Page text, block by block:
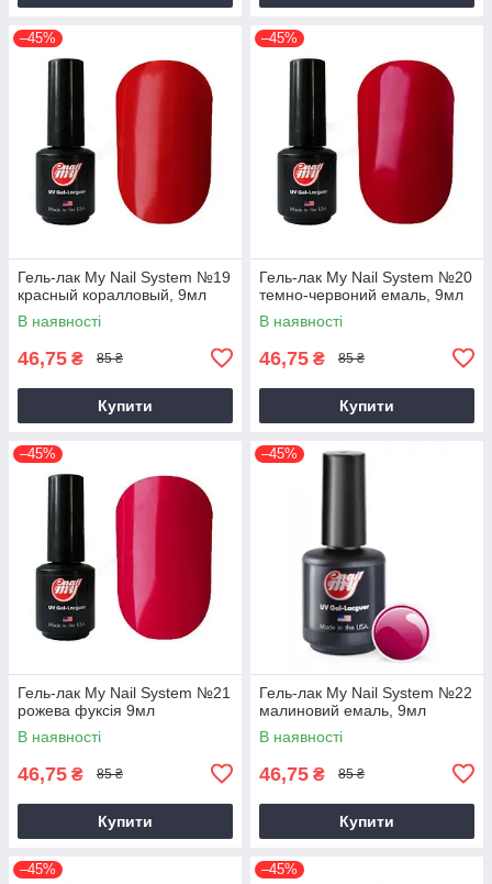
–45%
Гель-лак My Nail System №19
красный коралловый, 9мл
В наявності
46,75 ₴ 85 ₴
Купити
–45%
Гель-лак My Nail System №20
темно-червоний емаль, 9мл
В наявності
46,75 ₴ 85 ₴
Купити
–45%
Гель-лак My Nail System №21
рожева фуксія 9мл
В наявності
46,75 ₴ 85 ₴
Купити
–45%
Гель-лак My Nail System №22
малиновий емаль, 9мл
В наявності
46,75 ₴ 85 ₴
Купити
–45% –45%